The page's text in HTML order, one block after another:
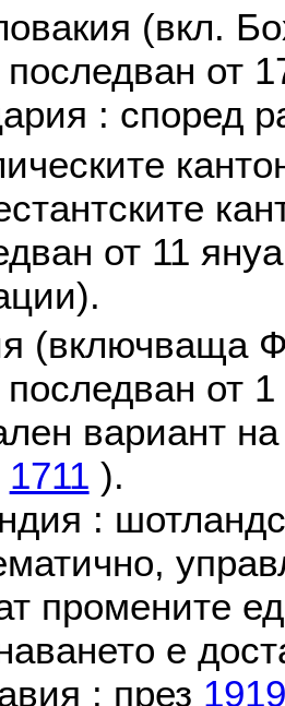
(вкл.
от
: според
от 11
(включваща
последван от
вариант
1711 ).
:
промените
е
: през 1919